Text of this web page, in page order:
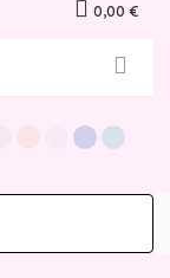
0,00 €